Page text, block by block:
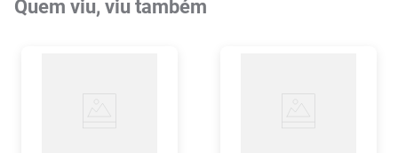
Quem viu, viu também